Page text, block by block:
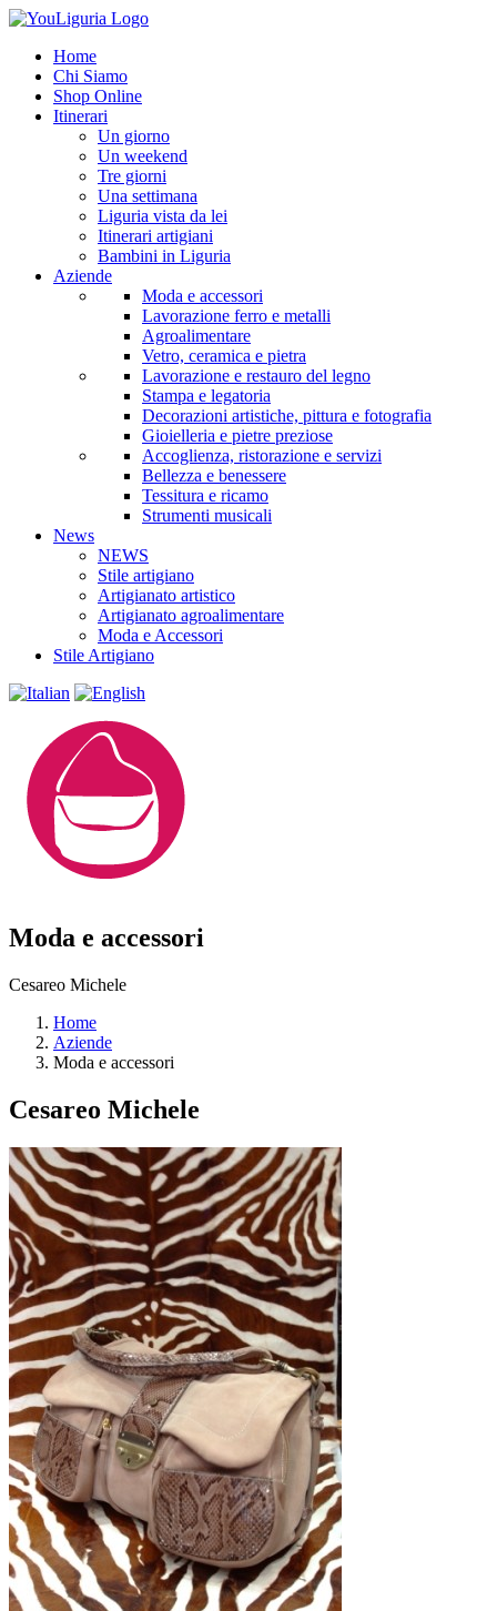
Home
Chi Siamo
Shop Online
Itinerari
Un giorno
Un weekend
Tre giorni
Una settimana
Liguria vista da lei
Itinerari artigiani
Bambini in Liguria
Aziende
Moda e accessori
Lavorazione ferro e metalli
Agroalimentare
Vetro, ceramica e pietra
Lavorazione e restauro del legno
Stampa e legatoria
Decorazioni artistiche, pittura e fotografia
Gioielleria e pietre preziose
Accoglienza, ristorazione e servizi
Bellezza e benessere
Tessitura e ricamo
Strumenti musicali
News
NEWS
Stile artigiano
Artigianato artistico
Artigianato agroalimentare
Moda e Accessori
Stile Artigiano
Moda e accessori
Cesareo Michele
Home
Aziende
Moda e accessori
Cesareo Michele